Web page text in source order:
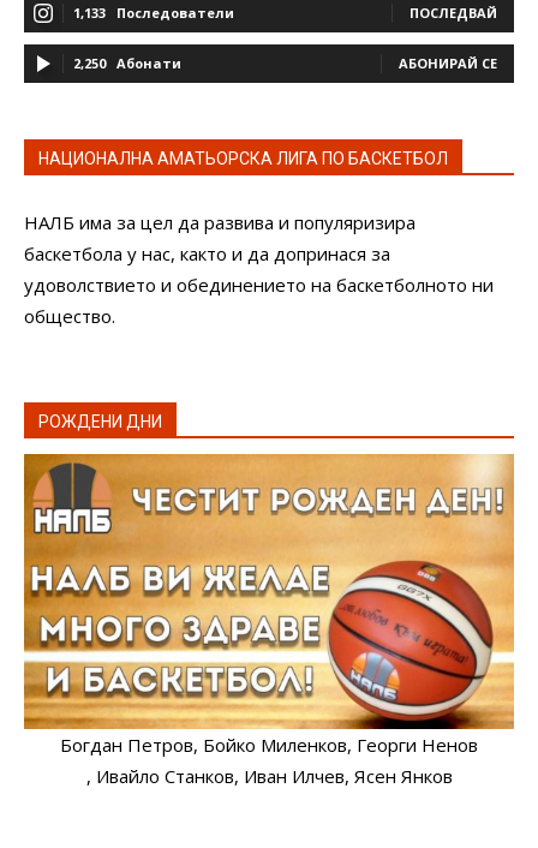
1,133 Последователи ПОСЛЕДВАЙ
2,250 Абонати АБОНИРАЙ СЕ
НАЦИОНАЛНА АМАТЬОРСКА ЛИГА ПО БАСКЕТБОЛ
НАЛБ има за цел да развива и популяризира
баскетбола у нас, както и да допринася за
удоволствието и обединението на баскетболното ни
общество.
РОЖДЕНИ ДНИ
Богдан Петров, Бойко Миленков, Георги Ненов
, Ивайло Станков, Иван Илчев, Ясен Янков